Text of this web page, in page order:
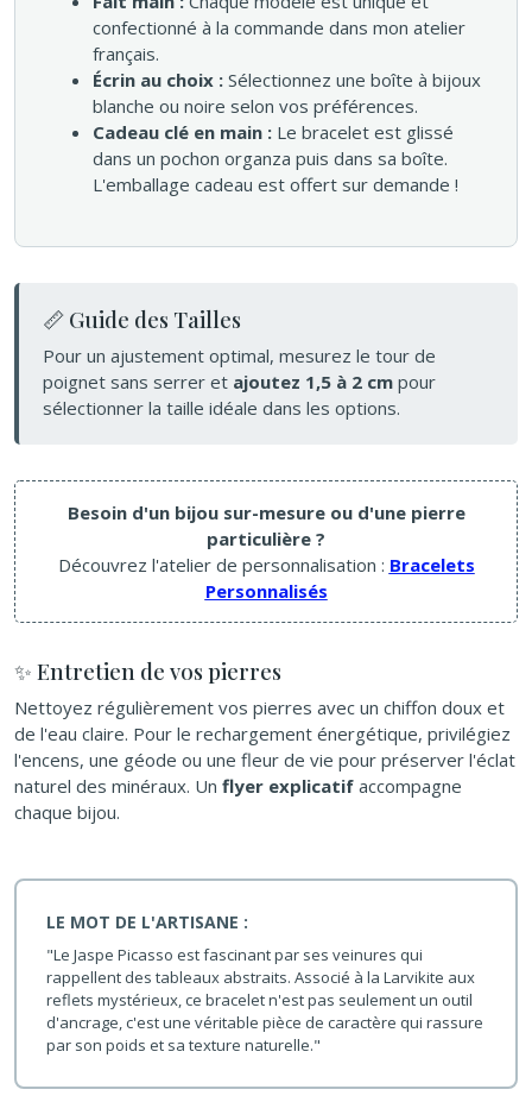
confectionné à la commande dans mon atelier
français.
Écrin au choix : Sélectionnez une boîte à bijoux
blanche ou noire selon vos préférences.
Cadeau clé en main : Le bracelet est glissé
dans un pochon organza puis dans sa boîte.
L'emballage cadeau est offert sur demande !
📏 Guide des Tailles
Pour un ajustement optimal, mesurez le tour de
poignet sans serrer et ajoutez 1,5 à 2 cm pour
sélectionner la taille idéale dans les options.
Besoin d'un bijou sur-mesure ou d'une pierre
particulière ?
Découvrez l'atelier de personnalisation : Bracelets
Personnalisés
✨ Entretien de vos pierres
Nettoyez régulièrement vos pierres avec un chiffon doux et
de l'eau claire. Pour le rechargement énergétique, privilégiez
l'encens, une géode ou une fleur de vie pour préserver l'éclat
naturel des minéraux. Un flyer explicatif accompagne
chaque bijou.
LE MOT DE L'ARTISANE :
"Le Jaspe Picasso est fascinant par ses veinures qui
rappellent des tableaux abstraits. Associé à la Larvikite aux
reflets mystérieux, ce bracelet n'est pas seulement un outil
d'ancrage, c'est une véritable pièce de caractère qui rassure
par son poids et sa texture naturelle."